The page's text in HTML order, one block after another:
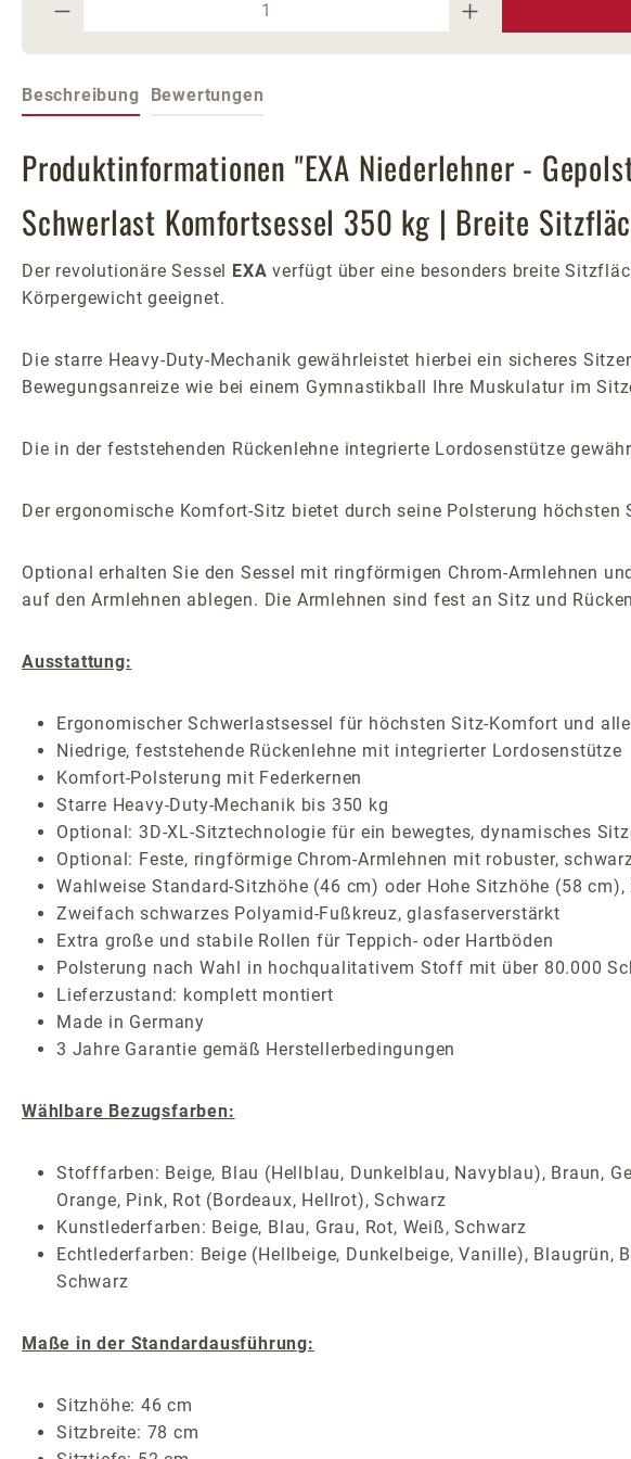
Beschreibung Bewertungen
Produktinformationen "EXA Niederlehner -
Schwerlast Komfortsessel 350 kg | Breite
Der revolutionäre Sessel EXA verfügt über eine besonders breite
Körpergewicht geeignet.
Die starre Heavy-Duty-Mechanik gewährleistet hierbei ein sicheres
Bewegungsanreize wie bei einem Gymnastikball Ihre Muskulatur im
Die in der feststehenden Rückenlehne integrierte Lordosenstütze
Der ergonomische Komfort-Sitz bietet durch seine Polsterung
Optional erhalten Sie den Sessel mit ringförmigen Chrom-Armlehnen
auf den Armlehnen ablegen. Die Armlehnen sind fest an Sitz und
Ausstattung:
Ergonomischer Schwerlastsessel für höchsten Sitz-Komfort und
Niedrige, feststehende Rückenlehne mit integrierter Lordosenstütze
Komfort-Polsterung mit Federkernen
Starre Heavy-Duty-Mechanik bis 350 kg
Optional: 3D-XL-Sitztechnologie für ein bewegtes, dynamisches
Optional: Feste, ringförmige Chrom-Armlehnen mit robuster,
Wahlweise Standard-Sitzhöhe (46 cm) oder Hohe Sitzhöhe (58
Zweifach schwarzes Polyamid-Fußkreuz, glasfaserverstärkt
Extra große und stabile Rollen für Teppich- oder Hartböden
Polsterung nach Wahl in hochqualitativem Stoff mit über 80.000
Lieferzustand: komplett montiert
Made in Germany
3 Jahre Garantie gemäß Herstellerbedingungen
Wählbare Bezugsfarben:
Stofffarben: Beige, Blau (Hellblau, Dunkelblau, Navyblau), Braun,
Orange, Pink, Rot (Bordeaux, Hellrot), Schwarz
Kunstlederfarben: Beige, Blau, Grau, Rot, Weiß, Schwarz
Echtlederfarben: Beige (Hellbeige, Dunkelbeige, Vanille), Blaugrün,
Schwarz
Maße in der Standardausführung:
Sitzhöhe: 46 cm
Sitzbreite: 78 cm